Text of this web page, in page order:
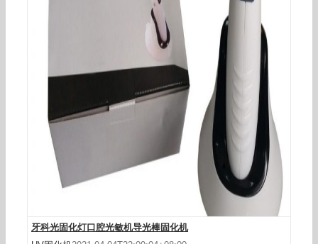
牙科光固化灯口腔光敏机导光棒固化机
其他口腔护理_牙科光固化机口腔光固化灯LED固化
机补牙固化机牙科导光棒光